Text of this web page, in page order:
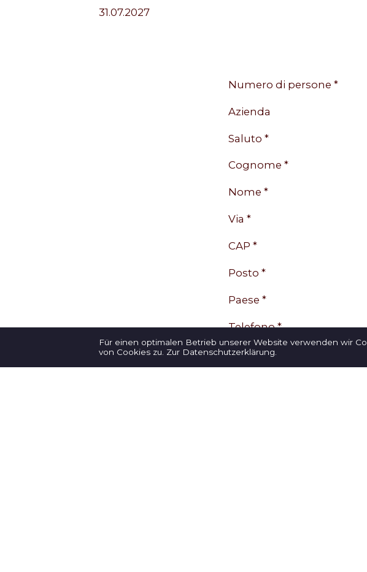
31.07.2027
Numero di persone *
Azienda
Saluto *
Cognome *
Nome *
Via *
CAP *
Posto *
Paese *
Telefono *
E-mail *
Für einen optimalen Betrieb unserer Website verwenden wir
von Cookies zu. Zur Datenschutzerklärung.